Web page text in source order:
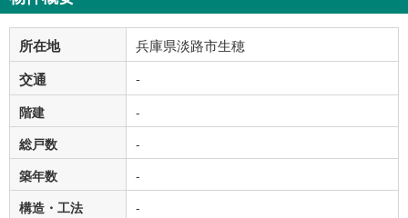
所在地 兵庫県淡路市生穂
交通 -
階建
-
総戸数
-
築年数
-
構造・工法
-